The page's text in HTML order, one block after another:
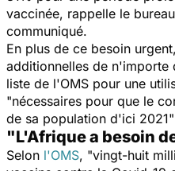
vaccinée, rappelle le
communiqué.
En plus de ce besoin urgent,
additionnelles de n'importe
liste de l'OMS pour une
"nécessaires pour que le
de sa population d'ici 2021"
"L'Afrique a besoin
Selon l'OMS, "vingt-huit